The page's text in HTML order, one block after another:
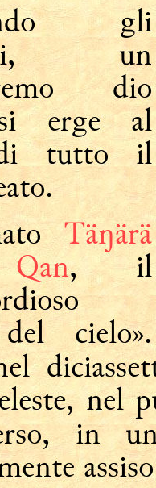
gli
un
dio
erge al
tutto il
Täŋärä
, il
cielo».
nel
in